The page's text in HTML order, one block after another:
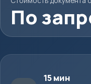
По
15 мин